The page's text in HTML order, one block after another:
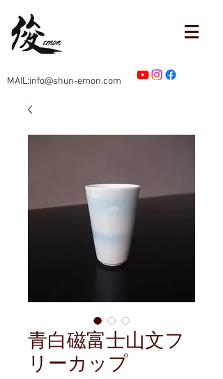
MAIL:info@shun-emon.com
青白磁富士山文フ
リーカップ